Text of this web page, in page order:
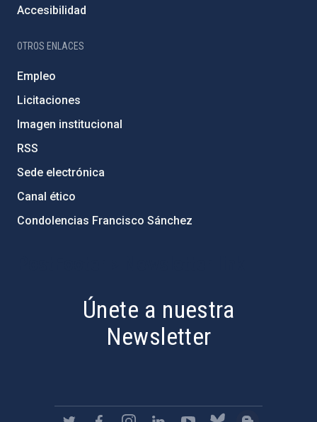
Accesibilidad
OTROS ENLACES
Empleo
Licitaciones
Imagen institucional
RSS
Sede electrónica
Canal ético
Condolencias Francisco Sánchez
Únete a nuestra
Newsletter